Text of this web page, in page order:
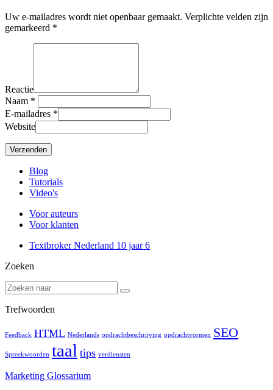
Uw e-mailadres wordt niet openbaar gemaakt. Verplichte velden zijn
gemarkeerd *
Reactie
Naam *
E-mailadres *
Website
Blog
Tutorials
Video's
Voor auteurs
Voor klanten
Textbroker Nederland 10 jaar6
Zoeken
Trefwoorden
Feedback HTML Nederlands opdrachtbeschrijving opdrachtvormen SEO
Spreekwoorden taal tips verdiensten
Marketing Glossarium